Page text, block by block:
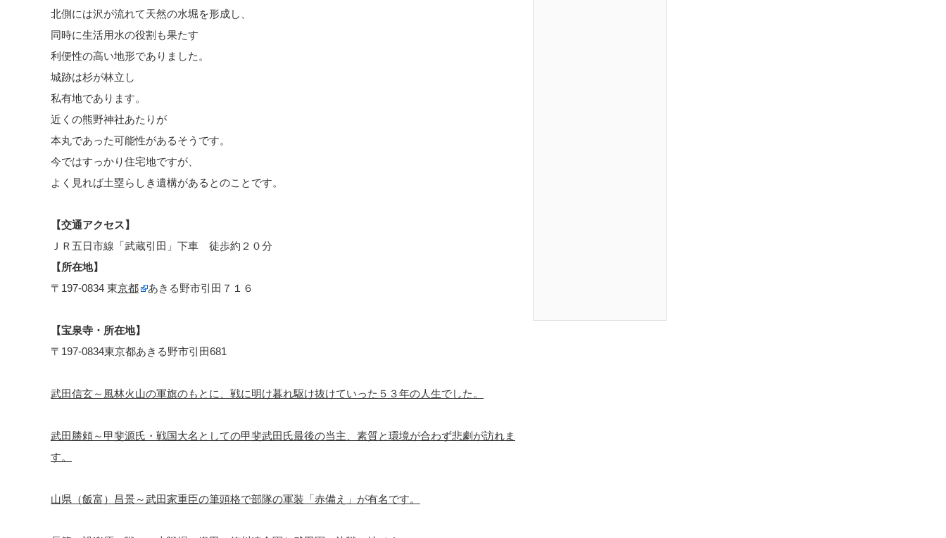
北側には沢が流れて天然の水堀を形成し、
同時に生活用水の役割も果たす
利便性の高い地形でありました。
城跡は杉が林立し
私有地であります。
近くの熊野神社あたりが
本丸であった可能性があるそうです。
今ではすっかり住宅地ですが、
よく見れば土塁らしき遺構があるとのことです。
【交通アクセス】
ＪＲ五日市線「武蔵引田」下車 徒歩約２０分
【所在地】
〒197-0834 東京都 あきる野市引田７１６
【宝泉寺・所在地】
〒197-0834東京都あきる野市引田681
武田信玄～風林火山の軍旗のもとに、戦に明け暮れ駆け抜けていった５３年の人生でした。
武田勝頼～甲斐源氏・戦国大名としての甲斐武田氏最後の当主、素質と環境が合わず悲劇が訪れま
す。
山県（飯富）昌景～武田家重臣の筆頭格で部隊の軍装「赤備え」が有名です。